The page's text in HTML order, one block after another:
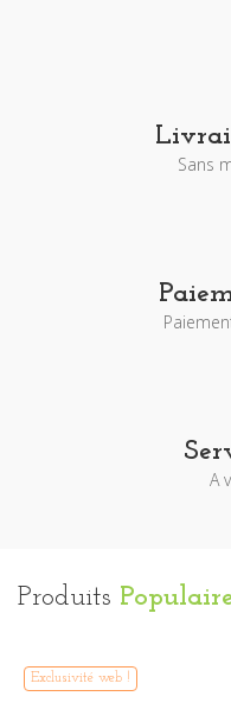
Sans
A
Produits
Exclusivité web !